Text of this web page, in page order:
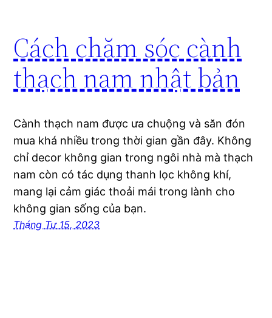
Cách chăm sóc cành
thạch nam nhật bản
Cành thạch nam được ưa chuộng và săn đón
mua khá nhiều trong thời gian gần đây. Không
chỉ decor không gian trong ngôi nhà mà thạch
nam còn có tác dụng thanh lọc không khí,
mang lại cảm giác thoải mái trong lành cho
không gian sống của bạn.
Tháng Tư 15, 2023